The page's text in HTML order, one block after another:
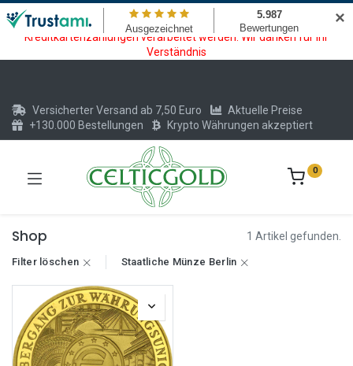
Wartungsarbeiten am Kreditkarten und Krypto Bezahlmodul. In der
Zeit vom 20.07. - 09.08.2026 können keine Krypto oder
Kreditkartenzahlungen verarbeitet werden. Wir danken für Ihr
Verständnis
Versicherter Versand ab 7,50 Euro
Aktuelle Preise
+130.000 Bestellungen
Krypto Währungen akzeptiert
0
Shop 1 Artikel gefunden.
Filter löschen Staatliche Münze Berlin
✕